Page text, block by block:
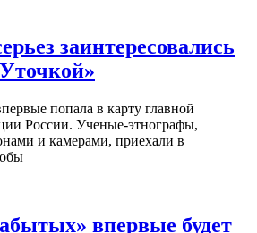
заинтересовались
попала в карту главной
России. Ученые-этнографы,
и камерами, приехали в
впервые будет